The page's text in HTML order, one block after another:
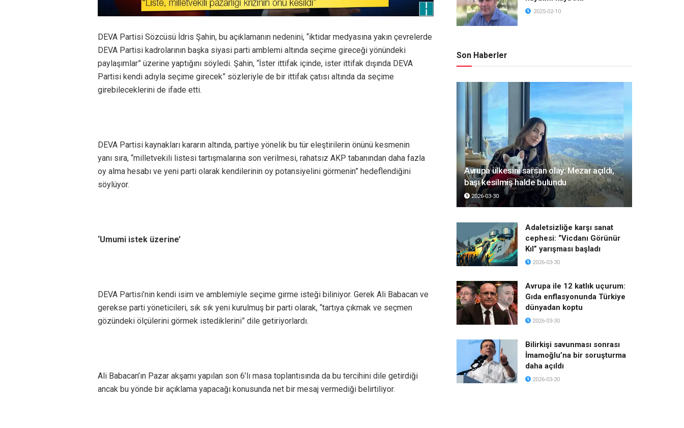
DEVA Partisi Sözcüsü İdris Şahin, bu açıklamanın nedenini, “iktidar medyasına yakın çevrelerde
DEVA Partisi kadrolarının başka siyasi parti amblemi altında seçime gireceği yönündeki
paylaşımlar” üzerine yaptığını söyledi. Şahin, “İster ittifak içinde, ister ittifak dışında DEVA
Partisi kendi adıyla seçime girecek” sözleriyle de bir ittifak çatısı altında da seçime
girebileceklerini de ifade etti.
DEVA Partisi kaynakları kararın altında, partiye yönelik bu tür eleştirilerin önünü kesmenin
yanı sıra, “milletvekili listesi tartışmalarına son verilmesi, rahatsız AKP tabanından daha fazla
oy alma hesabı ve yeni parti olarak kendilerinin oy potansiyelini görmenin” hedeflendiğini
söylüyor.
‘Umumi istek üzerine’
DEVA Partisi’nin kendi isim ve amblemiyle seçime girme isteği biliniyor. Gerek Ali Babacan ve
gerekse parti yöneticileri, sık sık yeni kurulmuş bir parti olarak, “tartıya çıkmak ve seçmen
gözündeki ölçülerini görmek istediklerini” dile getiriyorlardı.
Ali Babacan’ın Pazar akşamı yapılan son 6’lı masa toplantısında da bu tercihini dile getirdiği
ancak bu yönde bir açıklama yapacağı konusunda net bir mesaj vermediği belirtiliyor.
2025-02-10
Son Haberler
Avrupa ülkesini sarsan olay: Mezar açıldı,
başı kesilmiş halde bulundu
2026-03-30
Adaletsizliğe karşı sanat
cephesi: “Vicdanı Görünür
Kıl” yarışması başladı
2026-03-30
Avrupa ile 12 katlık uçurum:
Gıda enflasyonunda Türkiye
dünyadan koptu
2026-03-30
Bilirkişi savunması sonrası
İmamoğlu’na bir soruşturma
daha açıldı
2026-03-30